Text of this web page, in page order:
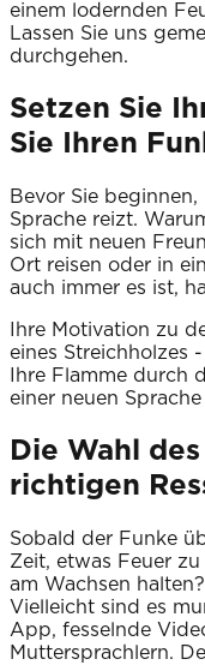
einem lodernden
Lassen Sie uns
durchgehen.
Setzen Sie
Sie Ihren
Bevor Sie beginnen,
Sprache reizt.
sich mit neuen
Ort reisen oder in
auch immer es ist,
Ihre Motivation zu
eines Streichholzes
Ihre Flamme durch
einer neuen
Die Wahl
richtigen
Sobald der Funke
Zeit, etwas Feuer
am Wachsen
Vielleicht sind es
App, fesselnde
Muttersprachlern.